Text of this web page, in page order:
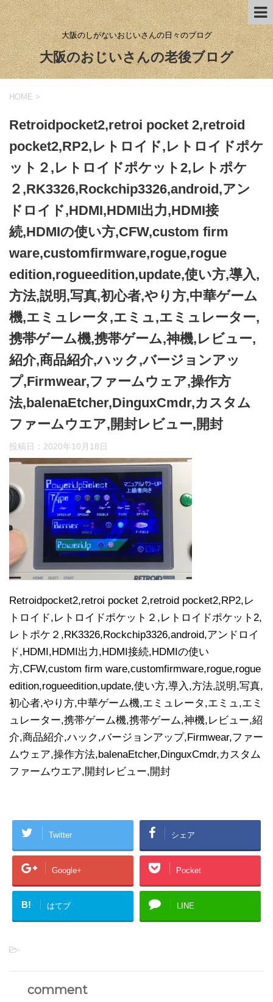
大阪のしがないおじいさんの日々のブログ
大阪のおじいさんの老後ブログ
HOME >
Retroidpocket2,retroi pocket 2,retroid
pocket2,RP2,レトロイド,レトロイドポケ
ット２,レトロイドポケット2,レトポケ
２,RK3326,Rockchip3326,android,アン
ドロイド,HDMI,HDMI出力,HDMI接
続,HDMIの使い方,CFW,custom firm
ware,customfirmware,rogue,rogue
edition,rogueedition,update,使い方,導入,
方法,説明,写真,初心者,やり方,中華ゲーム
機,エミュレータ,エミュ,エミュレーター,
携帯ゲーム機,携帯ゲーム,神機,レビュー,
紹介,商品紹介,ハック,バージョンアッ
プ,Firmwear,ファームウェア,操作方
法,balenaEtcher,DinguxCmdr,カスタム
ファームウエア,開封レビュー,開封
投稿日： 2020年10月18日
Retroidpocket2,retroi pocket 2,retroid pocket2,RP2,レ
トロイド,レトロイドポケット２,レトロイドポケット2,
レトポケ２,RK3326,Rockchip3326,android,アンドロイ
ド,HDMI,HDMI出力,HDMI接続,HDMIの使い
方,CFW,custom firm ware,customfirmware,rogue,rogue
edition,rogueedition,update,使い方,導入,方法,説明,写真,
初心者,やり方,中華ゲーム機,エミュレータ,エミュ,エミ
ュレーター,携帯ゲーム機,携帯ゲーム,神機,レビュー,紹
介,商品紹介,ハック,バージョンアップ,Firmwear,ファー
ムウェア,操作方法,balenaEtcher,DinguxCmdr,カスタム
ファームウエア,開封レビュー,開封
Twitter シェア
Google+ Pocket
B! はてブ LINE
-
comment